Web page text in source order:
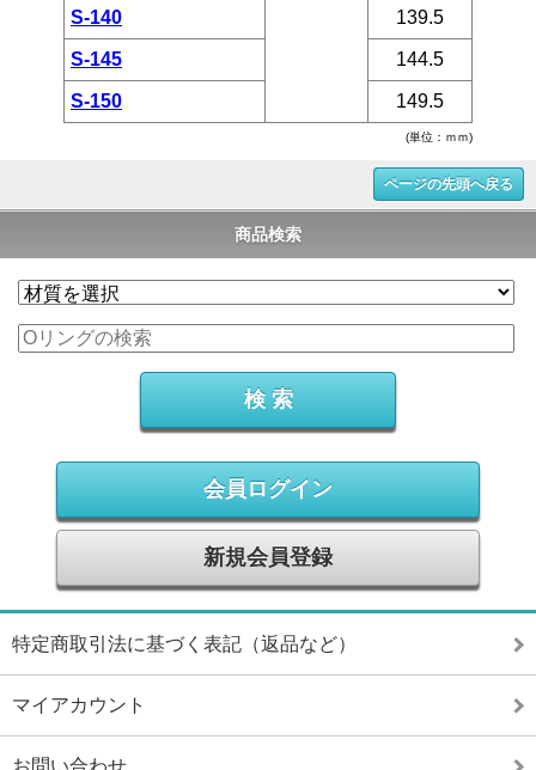
(単位：ｍｍ)
S-140 139.5
S-145 144.5
S-150 149.5
ページの先頭へ戻る
商品検索
会員ログイン
新規会員登録
特定商取引法に基づく表記（返品など）
マイアカウント